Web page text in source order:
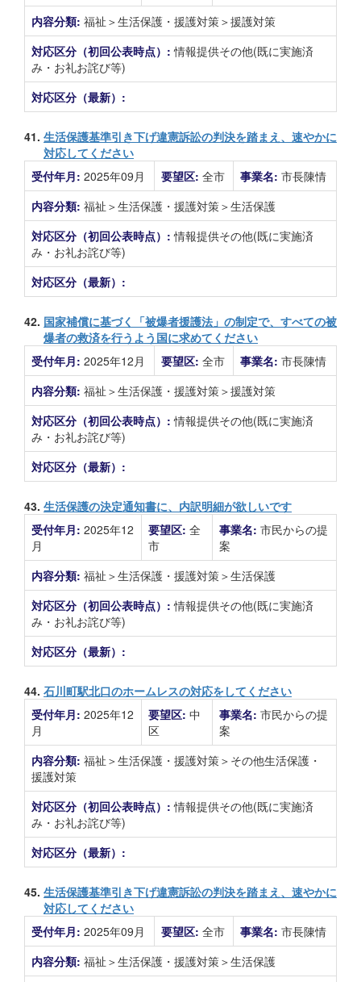
内容分類: 福祉＞生活保護・援護対策＞援護対策
対応区分（初回公表時点）:情報提供その他(既に実施済
み・お礼お詫び等)
対応区分（最新）:
41. 生活保護基準引き下げ違憲訴訟の判決を踏まえ、速やかに
対応してください
受付年月: 2025年09月 要望区: 全市 事業名: 市長陳情
内容分類: 福祉＞生活保護・援護対策＞生活保護
対応区分（初回公表時点）:情報提供その他(既に実施済
み・お礼お詫び等)
対応区分（最新）:
42. 国家補償に基づく「被爆者援護法」の制定で、すべての被
爆者の救済を行うよう国に求めてください
受付年月: 2025年12月 要望区: 全市 事業名: 市長陳情
内容分類: 福祉＞生活保護・援護対策＞援護対策
対応区分（初回公表時点）:情報提供その他(既に実施済
み・お礼お詫び等)
対応区分（最新）:
43. 生活保護の決定通知書に、内訳明細が欲しいです
受付年月: 2025年12
月
要望区: 全
市
事業名: 市民からの提
案
内容分類: 福祉＞生活保護・援護対策＞生活保護
対応区分（初回公表時点）:情報提供その他(既に実施済
み・お礼お詫び等)
対応区分（最新）:
44. 石川町駅北口のホームレスの対応をしてください
受付年月: 2025年12
月
要望区: 中
区
事業名: 市民からの提
案
内容分類: 福祉＞生活保護・援護対策＞その他生活保護・
援護対策
対応区分（初回公表時点）:情報提供その他(既に実施済
み・お礼お詫び等)
対応区分（最新）:
45. 生活保護基準引き下げ違憲訴訟の判決を踏まえ、速やかに
対応してください
受付年月: 2025年09月 要望区: 全市 事業名: 市長陳情
内容分類: 福祉＞生活保護・援護対策＞生活保護